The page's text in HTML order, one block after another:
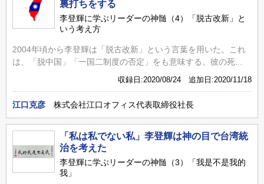
裏打ちをする
李登輝に学ぶリーダーの神髄（4）「脱古改新」と
いう考え方
2004年頃から李登輝は「脱古改新」という言葉を用いた。これ
は、「脱中国」「一国二制度の否定」をも意味する。彼の死...
収録日:2020/08/24 追加日:2020/11/18
江口克彦 株式会社江口オフィス代表取締役社長
「私は私でない私」李登輝は神の目で台湾統
治を考えた
李登輝に学ぶリーダーの神髄（3）「我是不是我的
我」